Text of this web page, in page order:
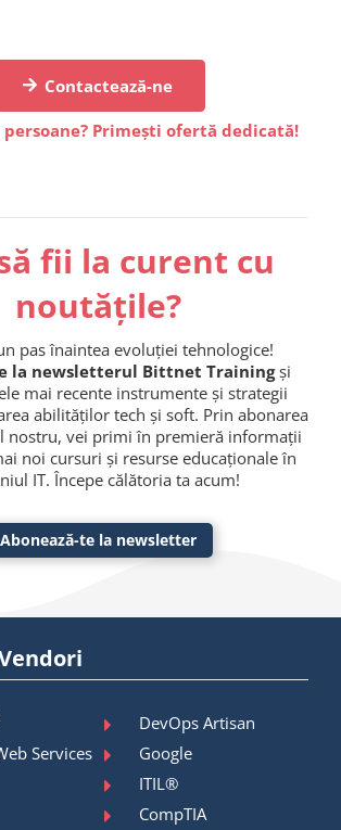
Contactează-ne
persoane? Primești ofertă dedicată!
fii la curent cu
noutățile?
pas înaintea evoluției tehnologice!
la newsletterul Bittnet Trainingși
mai recente instrumente și strategii
abilităților tech și soft. Prin abonarea
nostru, vei primi în premieră informații
noi cursuri și resurse educaționale în
IT. Începe călătoria ta acum!
Abonează-te la newsletter
DevOps Artisan
Services
Google
ITIL®
CompTIA